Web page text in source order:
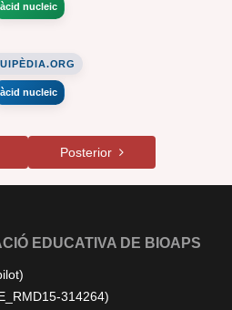
àcid nucleic
àcid nucleic
Posterior
EDUCATIVA DE BIOAPS
314264)